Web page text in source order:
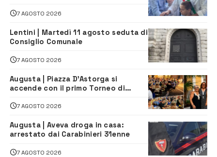
7 AGOSTO 2026
Lentini | Martedì 11 agosto seduta di
Consiglio Comunale
7 AGOSTO 2026
Augusta | Piazza D’Astorga si
accende con il primo Torneo di
7 AGOSTO 2026
Augusta | Aveva droga in casa:
arrestato dai Carabinieri 31enne
7 AGOSTO 2026